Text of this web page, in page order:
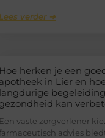
Lees verder ➜
Hoe herken je een
apotheek in Lier en hoe
langdurige
gezondheid kan
Een vaste zorgverlener
advies